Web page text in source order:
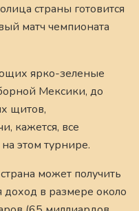
страны готовится
матч чемпионата
ярко-зеленые
Мексики, до
щитов,
кажется, все
на этом турнире.
может получить
доход в размере около